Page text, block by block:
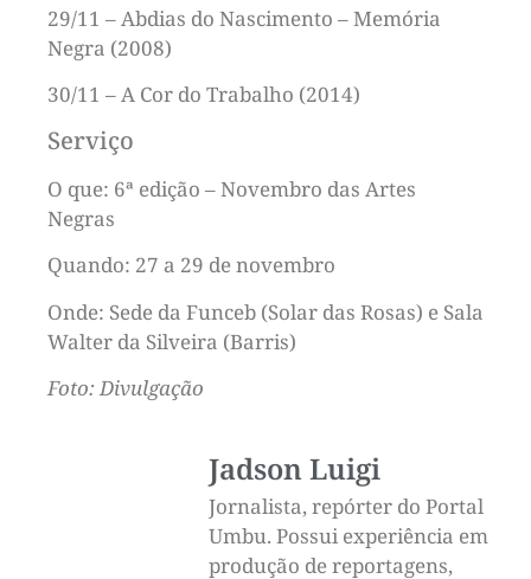
29/11 – Abdias do Nascimento – Memória
Negra (2008)
30/11 – A Cor do Trabalho (2014)
Serviço
O que: 6ª edição – Novembro das Artes
Negras
Quando: 27 a 29 de novembro
Onde: Sede da Funceb (Solar das Rosas) e Sala
Walter da Silveira (Barris)
Foto: Divulgação
Jadson Luigi
Jornalista, repórter do Portal
Umbu. Possui experiência em
produção de reportagens,